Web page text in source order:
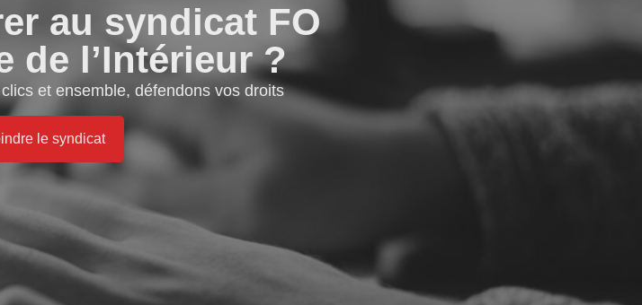
au syndicat FO
de l’Intérieur ?
et ensemble, défendons vos droits
le syndicat